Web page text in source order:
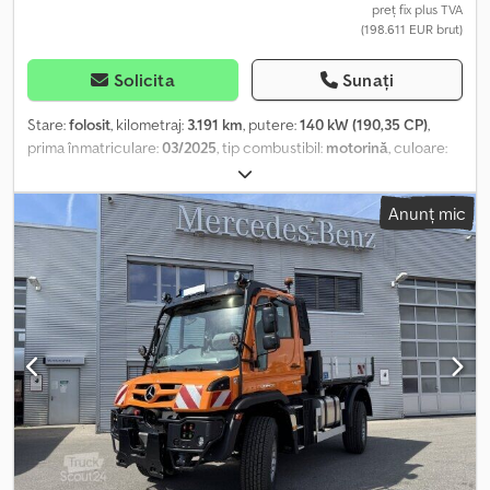
prezintă atât interior cât și exterior, în funcție de vârstă și
kilometraj, într-o stare foarte bună, fără rugină și impecabil tehnic.
conform § 25. ----Tel.: E-mail: josef. Locație: 97778
Fellen/Rengersbrunn
preț fix plus TVA
(198.611 EUR brut)
Solicita Sunați
Stare:folosit, kilometraj: 3.191 km, putere:140 kW (190,35 CP),
prima înmatriculare:03/2025, tip combustibil: motorină, culoare:
, dimensiunea anvelopei:
inspecție (TÜV):04/2027, cabină șofer:altul, tip de angrenaj:
, An de fabricație:2024, Dotări:tracțiune integrală, * A1W
Blocare diferențial față * AZ5 Raport de transmisie axă I = 6,527 *
B5B Frână remorcă, sistem cu 2 linii * C7H Protecție laterală * CA4
Element de montaj spate * CK2 Direcție confort * CK5
Ampatament 2800 mm * CP3 Placă frontală de montaj DIN76060
tip B, mărimea 3 * D6F Aer condiționat * D6X Filtru cu cărbune
activ * DB5 Scaun pasager dublu * DF3 Scaun șofer cu suspensie
pneumatică și încălzire * DG1 Comutator suplimentar pentru
coloana de direcție, stânga * E33 Comutator principal de baterie
pe cutia de baterii * E40 Priză trailer ABS 24V, 7 poli/5 pini * E45
Priză față 24V, 7 poli * ED2 Prize permanente 12V (C3), 12V și 24V pe
consola centrală * ED6 Priză de bord 24V/25A în cabină, cu
Anunț mic